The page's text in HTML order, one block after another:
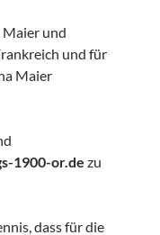
und
und für
Maier
1900-or.de zu
dass für die